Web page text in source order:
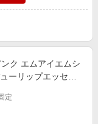
ク エムアイエムシ
ーリップエッセン
定